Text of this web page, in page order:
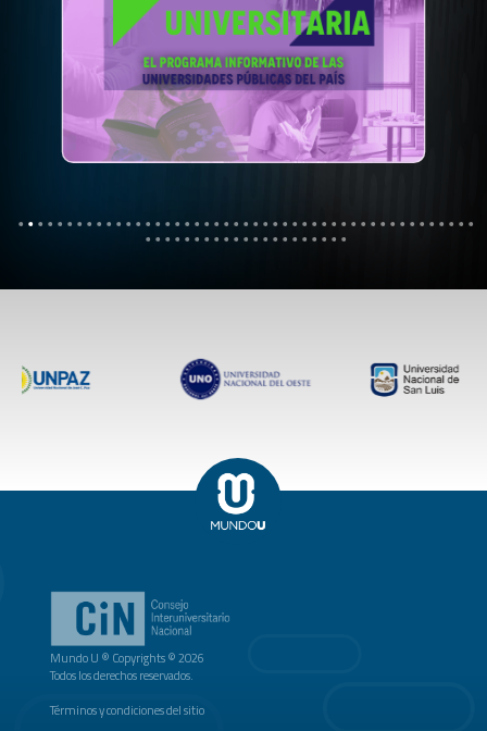
Mundo U ® Copyrights © 2026
Todos los derechos reservados.
Términos y condiciones del sitio